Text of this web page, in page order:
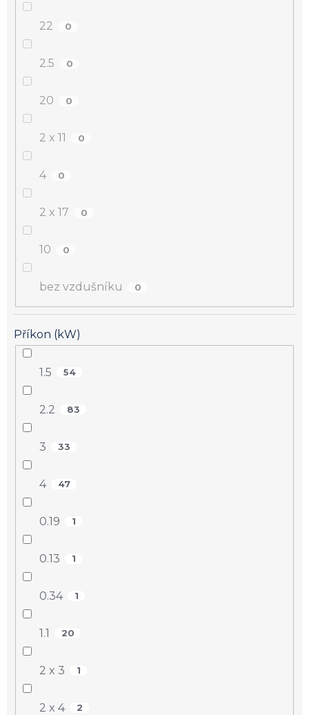
22 0
2.5 0
20 0
2 x 11 0
4 0
2 x 17 0
10 0
bez vzdušníku 0
Příkon (kW)
1.5 54
2.2 83
3 33
4 47
0.19 1
0.13 1
0.34 1
1.1 20
2 x 3 1
2 x 4 2